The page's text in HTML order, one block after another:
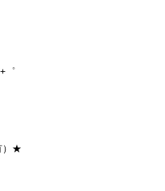
゜
）★